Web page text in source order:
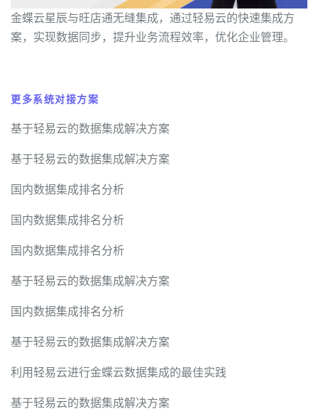
金蝶云星辰与旺店通无缝集成，通过轻易云的快速集成方
案，实现数据同步，提升业务流程效率，优化企业管理。
更多系统对接方案
基于轻易云的数据集成解决方案
基于轻易云的数据集成解决方案
国内数据集成排名分析
国内数据集成排名分析
国内数据集成排名分析
基于轻易云的数据集成解决方案
国内数据集成排名分析
基于轻易云的数据集成解决方案
利用轻易云进行金蝶云数据集成的最佳实践
基于轻易云的数据集成解决方案